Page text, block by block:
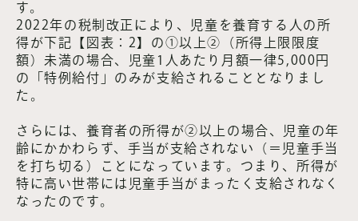
す。
2022年の税制改正により、児童を養育する人の所
得が下記【図表：2】の①以上②（所得上限限度
額）未満の場合、児童1人あたり月額一律5,000円
の「特例給付」のみが支給されることとなりまし
た。
さらには、養育者の所得が②以上の場合、児童の年
齢にかかわらず、手当が支給されない（＝児童手当
を打ち切る）ことになっています。つまり、所得が
特に高い世帯には児童手当がまったく支給されなく
なったのです。